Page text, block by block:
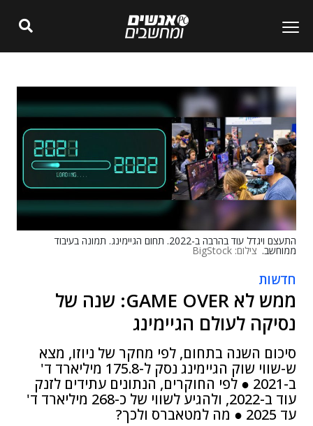
התעצם ויגדל עוד בהרבה ב-2022. תחום הגיימינג. תמונה בעיבוד
ממוחשב. צילום: BigStock
חדשות
ממש לא GAME OVER: שנה של
נסיקה לעולם הגיימינג
סיכום השנה בתחום, לפי מחקר של ניוזו, מצא
ש-שווי שוק הגיימינג נסק ל-175.8 מיליארד ד'
ב-2021 ● לפי החוקרים, הנתונים עתידים לזנק
עוד ב-2022, ולהגיע לשווי של כ-268 מיליארד ד'
עד 2025 ● מה למטאברס ולכך?